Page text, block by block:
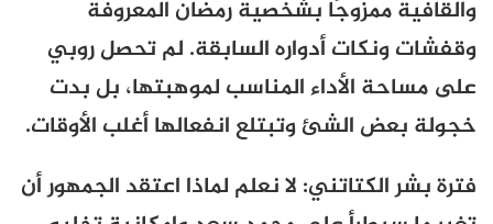
والقافية ممزوجًا بشخصية رمضان المعروفة
وقفشات ونكات أدواره السابقة. لم تحصل روبي
على مساحة الأداء المناسب لموهبتها، بل بدت
خجولة بعض الشئ وتبتلع انفعالها أغلب الأوقات.
فترة بشر الكتاتني: لا نعلم لماذا اعتقد الجمهور أن